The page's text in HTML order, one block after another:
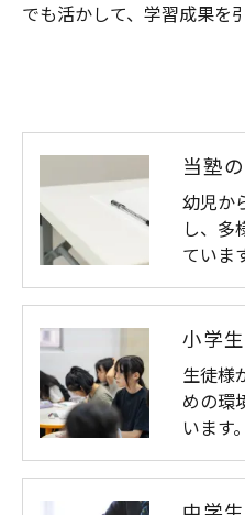
でも活かして、学習成果を
当塾
幼児か
し、多
ていま
小学生
生徒様
めの環
います